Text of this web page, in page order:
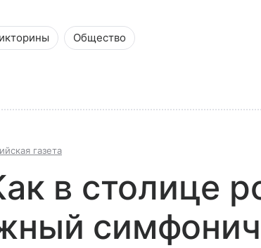
Общество
газета
в столице